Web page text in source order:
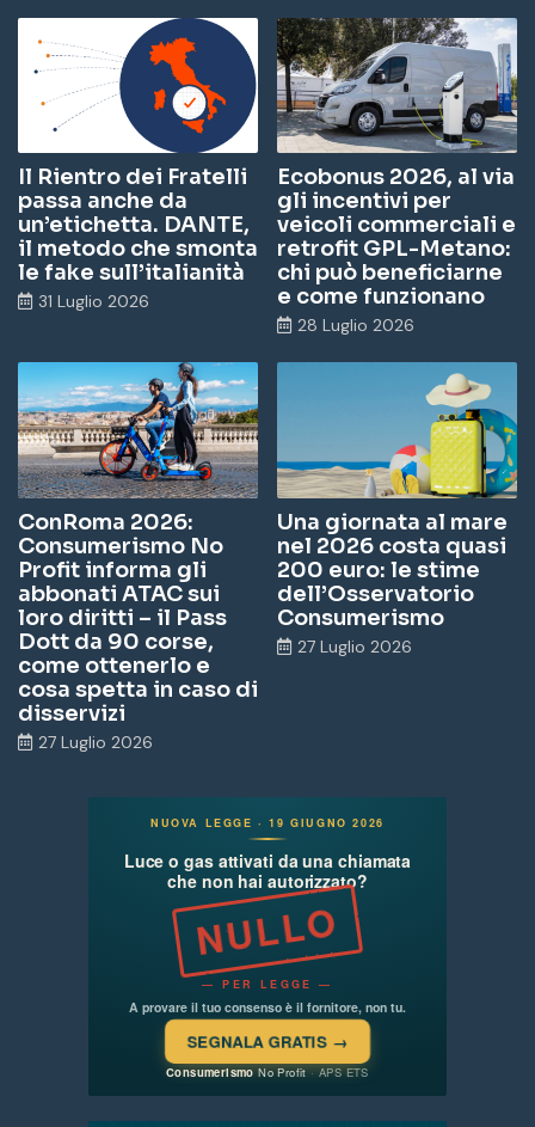
ok
In
ra
m
Il Rientro dei Fratelli
passa anche da
un’etichetta. DANTE,
il metodo che smonta
le fake sull’italianità
31 Luglio 2026
Ecobonus 2026, al via
gli incentivi per
veicoli commerciali e
retrofit GPL-Metano:
chi può beneficiarne
e come funzionano
28 Luglio 2026
ConRoma 2026:
Consumerismo No
Profit informa gli
abbonati ATAC sui
loro diritti – il Pass
Dott da 90 corse,
come ottenerlo e
cosa spetta in caso di
disservizi
27 Luglio 2026
Una giornata al mare
nel 2026 costa quasi
200 euro: le stime
dell’Osservatorio
Consumerismo
27 Luglio 2026